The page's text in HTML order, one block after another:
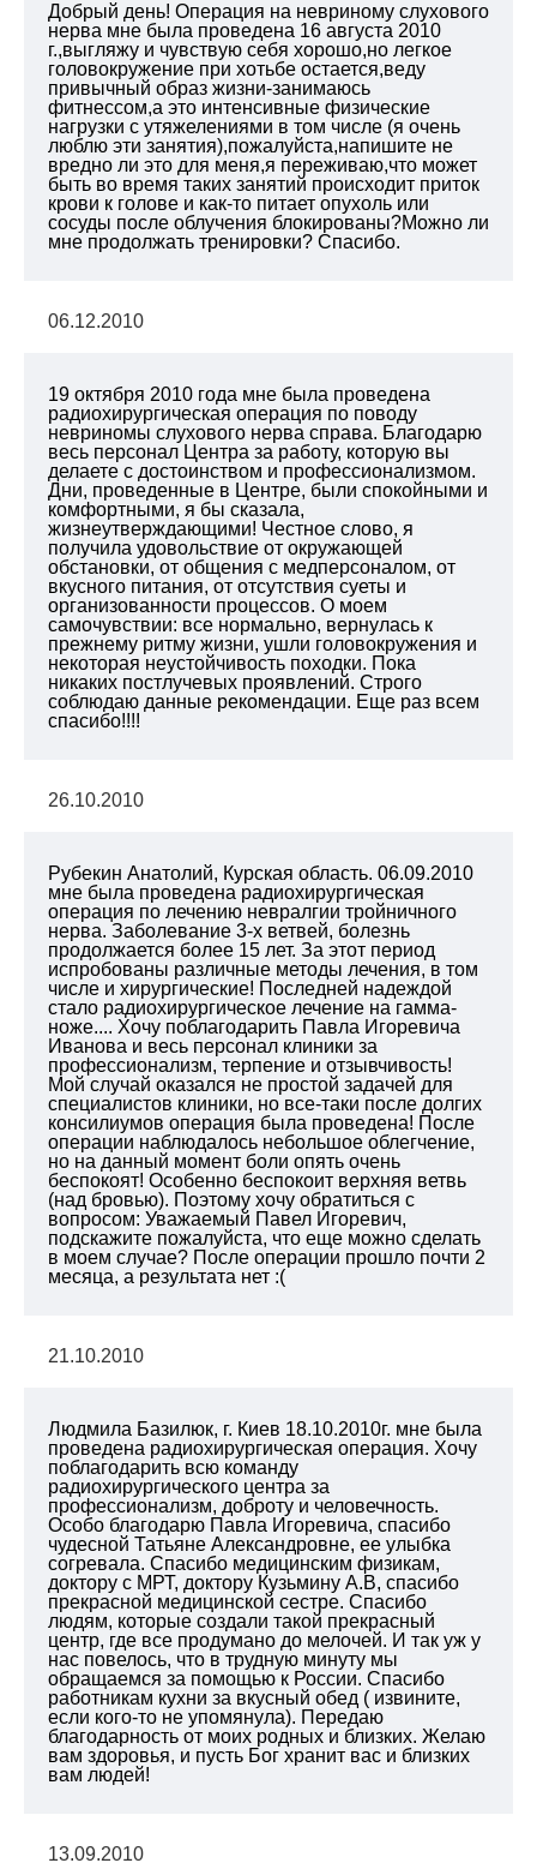
Добрый день! Операция на невриному слухового
нерва мне была проведена 16 августа 2010
г.,выгляжу и чувствую себя хорошо,но легкое
головокружение при хотьбе остается,веду
привычный образ жизни-занимаюсь
фитнессом,а это интенсивные физические
нагрузки с утяжелениями в том числе (я очень
люблю эти занятия),пожалуйста,напишите не
вредно ли это для меня,я переживаю,что может
быть во время таких занятий происходит приток
крови к голове и как-то питает опухоль или
сосуды после облучения блокированы?Можно ли
мне продолжать тренировки? Спасибо.
06.12.2010
19 октября 2010 года мне была проведена
радиохирургическая операция по поводу
невриномы слухового нерва справа. Благодарю
весь персонал Центра за работу, которую вы
делаете с достоинством и профессионализмом.
Дни, проведенные в Центре, были спокойными и
комфортными, я бы сказала,
жизнеутверждающими! Честное слово, я
получила удовольствие от окружающей
обстановки, от общения с медперсоналом, от
вкусного питания, от отсутствия суеты и
организованности процессов. О моем
самочувствии: все нормально, вернулась к
прежнему ритму жизни, ушли головокружения и
некоторая неустойчивость походки. Пока
никаких постлучевых проявлений. Строго
соблюдаю данные рекомендации. Еще раз всем
спасибо!!!!
26.10.2010
Рубекин Анатолий, Курская область. 06.09.2010
мне была проведена радиохирургическая
операция по лечению невралгии тройничного
нерва. Заболевание 3-х ветвей, болезнь
продолжается более 15 лет. За этот период
испробованы различные методы лечения, в том
числе и хирургические! Последней надеждой
стало радиохирургическое лечение на гамма-
ноже.... Хочу поблагодарить Павла Игоревича
Иванова и весь персонал клиники за
профессионализм, терпение и отзывчивость!
Мой случай оказался не простой задачей для
специалистов клиники, но все-таки после долгих
консилиумов операция была проведена! После
операции наблюдалось небольшое облегчение,
но на данный момент боли опять очень
беспокоят! Особенно беспокоит верхняя ветвь
(над бровью). Поэтому хочу обратиться с
вопросом: Уважаемый Павел Игоревич,
подскажите пожалуйста, что еще можно сделать
в моем случае? После операции прошло почти 2
месяца, а результата нет :(
21.10.2010
Людмила Базилюк, г. Киев 18.10.2010г. мне была
проведена радиохирургическая операция. Хочу
поблагодарить всю команду
радиохирургического центра за
профессионализм, доброту и человечность.
Особо благодарю Павла Игоревича, спасибо
чудесной Татьяне Александровне, ее улыбка
согревала. Спасибо медицинским физикам,
доктору с МРТ, доктору Кузьмину А.В, спасибо
прекрасной медицинской сестре. Спасибо
людям, которые создали такой прекрасный
центр, где все продумано до мелочей. И так уж у
нас повелось, что в трудную минуту мы
обращаемся за помощью к России. Спасибо
работникам кухни за вкусный обед ( извините,
если кого-то не упомянула). Передаю
благодарность от моих родных и близких. Желаю
вам здоровья, и пусть Бог хранит вас и близких
вам людей!
13.09.2010